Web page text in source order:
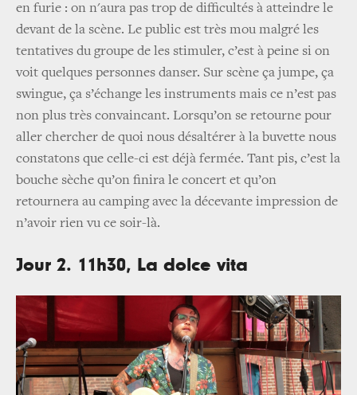
en furie : on n'aura pas trop de difficultés à atteindre le
devant de la scène. Le public est très mou malgré les
tentatives du groupe de les stimuler, c’est à peine si on
voit quelques personnes danser. Sur scène ça jumpe, ça
swingue, ça s’échange les instruments mais ce n’est pas
non plus très convaincant. Lorsqu’on se retourne pour
aller chercher de quoi nous désaltérer à la buvette nous
constatons que celle-ci est déjà fermée. Tant pis, c’est la
bouche sèche qu’on finira le concert et qu’on
retournera au camping avec la décevante impression de
n’avoir rien vu ce soir-là.
Jour 2. 11h30, La dolce vita